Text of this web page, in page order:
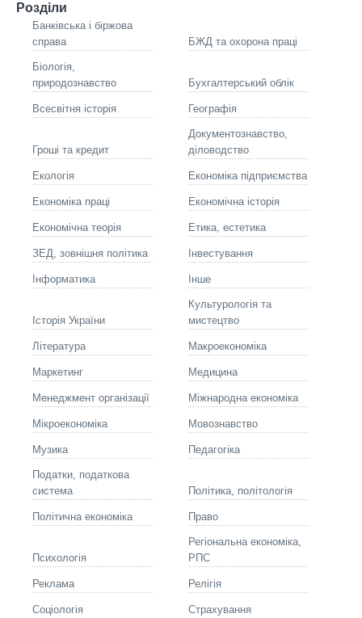
Розділи
Банківська і біржова
справа
БЖД та охорона праці
Біологія,
природознавство
Бухгалтерський облік
Всесвітня історія Географія
Гроші та кредит
Документознавство,
діловодство
Екологія Економіка підприємства
Економіка праці Економічна історія
Економічна теорія Етика, естетика
ЗЕД, зовнішня політика Інвестування
Інформатика Інше
Історія України
Культурологія та
мистецтво
Літературa Макроекономіка
Маркетинг Медицина
Менеджмент організації Міжнародна економіка
Мікроекономіка Мовознавство
Музика Педагогіка
Податки, податкова
система
Політика, політологія
Політична економіка Право
Психологія
Регіональна економіка,
РПС
Реклама Релігія
Соціологія Страхування